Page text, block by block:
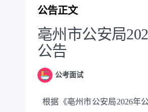
公告正文
亳州市公安局
公告
公考面试
根据 《亳州市公安局2026年